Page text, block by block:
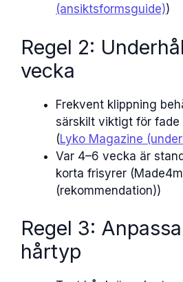
(ansiktsformsguide))
Regel 2:
vecka
Frekvent klippning
särskilt viktigt för fade
(Lyko Magazine
Var 4–6 vecka är
korta frisyrer
(rekommendation))
Regel 3:
hårtyp